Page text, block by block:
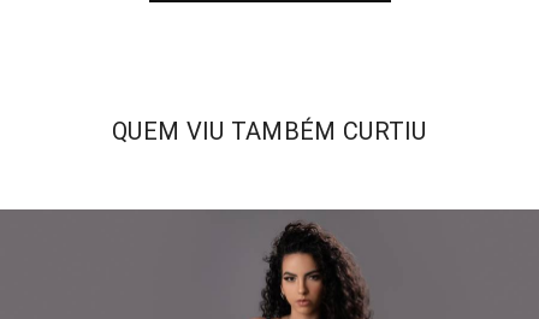
QUEM VIU TAMBÉM CURTIU